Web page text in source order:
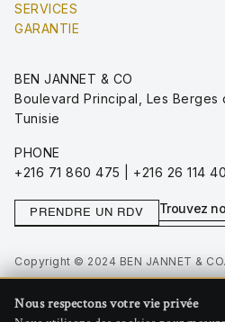
Nous respectons votre vie privée
SERVICES
GARANTIE
BEN JANNET & CO
Boulevard Principal, Les Berges
Tunisie
PHONE
+216 71 860 475 | +216 26 114
PRENDRE UN RDV Trouvez
Copyright © 2024 BEN JANNET &
Terms of Use